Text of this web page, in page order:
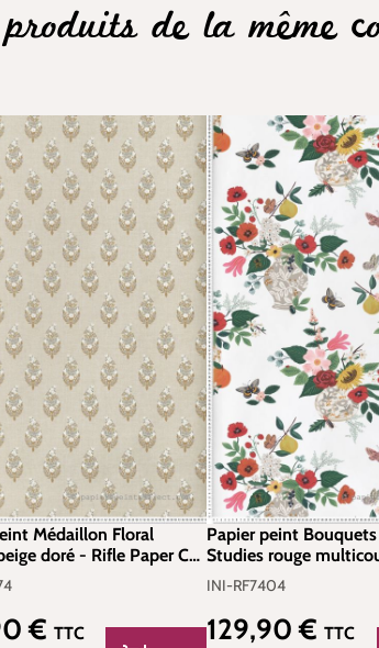
de la même
Médaillon Floral
doré - Rifle Paper Co.
(Initiales) | Réf. INI-
:
€ TTC
Papier peint
Studies rouge
Paper Co. 3 de York
INI-RF7404
INI-RF7404
Prix régulier :
129,90 €TTC